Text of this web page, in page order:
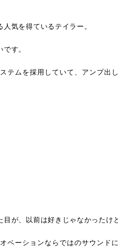
気を得ているテイラー。
す。
テムを採用していて、アンプ出
が、以前は好きじゃなかったけ
ベーションならではのサウンド